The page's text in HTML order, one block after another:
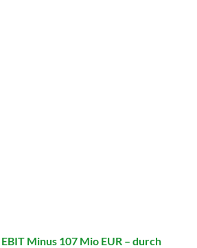
Minus 107 Mio EUR – durch